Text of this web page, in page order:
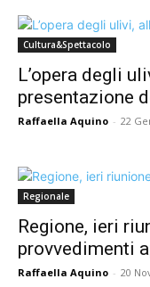
Cultura&Spettacolo
L’opera degli
presentazione
Raffaella Aquino - 22
Regionale
Regione, ieri
provvedimenti
Raffaella Aquino - 20